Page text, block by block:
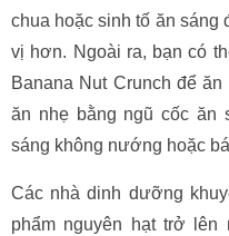
chua hoặc sinh tố ăn sáng
vị hơn. Ngoài ra, bạn có
Banana Nut Crunch để
ăn nhẹ bằng ngũ cốc ăn
sáng không nướng hoặc
Các nhà dinh dưỡng
phẩm nguyên hạt trở lên